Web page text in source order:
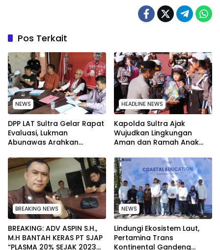
Pos Terkait
NEWS
‎DPP LAT Sultra Gelar Rapat
Evaluasi, Lukman
Abunawas Arahkan
Secara Rutin dan
Menyeluruh
HEADLINE NEWS
Kapolda Sultra Ajak
Wujudkan Lingkungan
Aman dan Ramah Anak
Nasional 2026
BREAKING NEWS
BREAKING: ADV ASPIN S.H.,
M.H BANTAH KERAS PT SJAP
“PLASMA 20% SEJAK 2023
NEWS
Lindungi Ekosistem Laut,
Pertamina Trans
Kontinental Gandeng